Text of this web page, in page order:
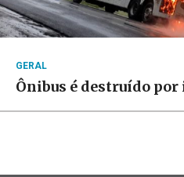
GERAL
Ônibus é destruído por